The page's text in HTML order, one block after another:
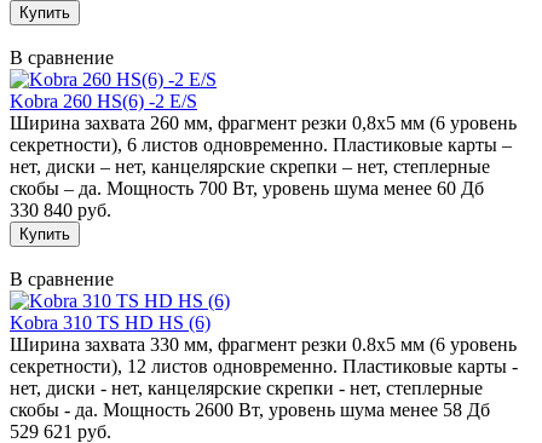
В сравнение
Kobra 260 HS(6) -2 E/S
Ширина захвата 260 мм, фрагмент резки 0,8х5 мм (6 уровень
секретности), 6 листов одновременно. Пластиковые карты –
нет, диски – нет, канцелярские скрепки – нет, степлерные
скобы – да. Мощность 700 Вт, уровень шума менее 60 Дб
330 840 руб.
В сравнение
Kobra 310 TS HD HS (6)
Ширина захвата 330 мм, фрагмент резки 0.8х5 мм (6 уровень
секретности), 12 листов одновременно. Пластиковые карты -
нет, диски - нет, канцелярские скрепки - нет, степлерные
скобы - да. Мощность 2600 Вт, уровень шума менее 58 Дб
529 621 руб.